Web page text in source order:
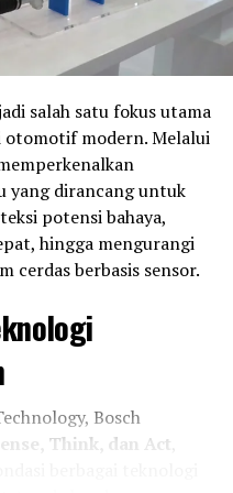
salah satu fokus utama
otomotif modern. Melalui
yang dirancang untuk
potensi bahaya,
hingga mengurangi
cerdas berbasis sensor.
Bosch
Think, dan Act